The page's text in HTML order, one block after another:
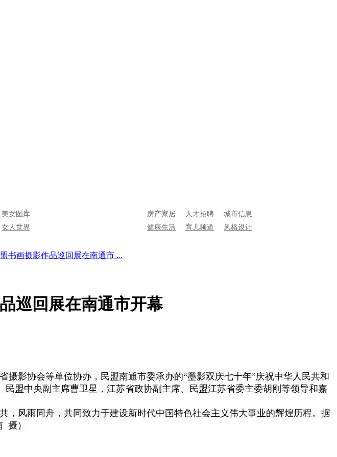
美女图库
女人世界
房产家居 人才招聘
城市信息
健康生活
育儿频道 风格设计
书画摄影作品巡回展在南通市 ...
巡回展在南通市开幕
摄影协会等单位协办，民盟南通市委承办的“墨影双庆七十年”庆祝中华人民共和
民盟中央副主席曹卫星，江苏省政协副主席、民盟江苏省委主委胡刚等领导和嘉
风雨同舟，共同致力于建设新时代中国特色社会主义伟大事业的辉煌历程。据
）